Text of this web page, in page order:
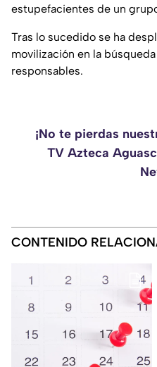
estupefacientes de un
Tras lo sucedido se ha
movilización en la
responsables.
¡No te pierdas
TV Azteca
CONTENIDO